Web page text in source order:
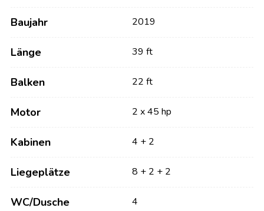
Baujahr 2019
Länge 39 ft
Balken 22 ft
Motor 2 x 45 hp
Kabinen 4 + 2
Liegeplätze 8 + 2 + 2
WC/Dusche 4